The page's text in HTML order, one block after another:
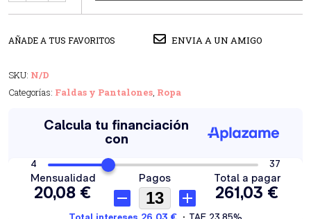
AÑADE A TUS FAVORITOS ENVIA A UN AMIGO
SKU: N/D
Categorías: Faldas y Pantalones, Ropa